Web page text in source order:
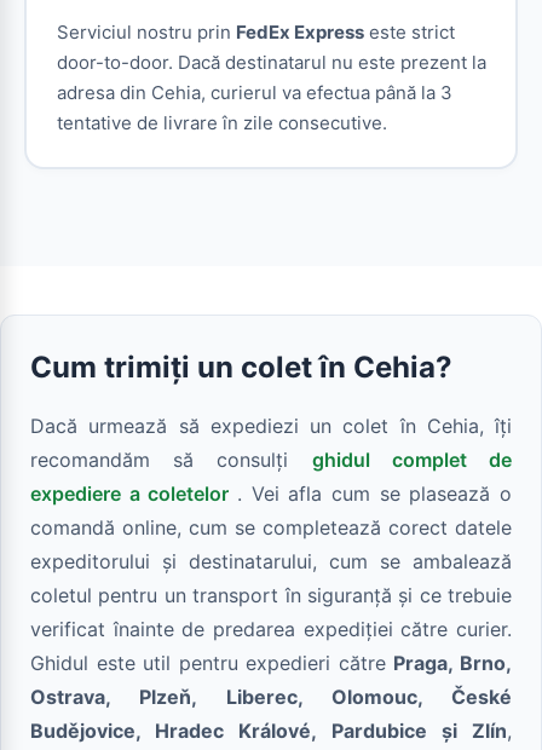
Serviciul nostru prin FedEx Expresseste strict
door-to-door. Dacă destinatarul nu este prezent la
adresa din Cehia, curierul va efectua până la 3
tentative de livrare în zile consecutive.
Cum trimiți un colet în Cehia?
Dacă urmează să expediezi un colet în Cehia, îți
recomandăm să consulți ghidul complet de
expediere a coletelor . Vei afla cum se plasează o
comandă online, cum se completează corect datele
expeditorului și destinatarului, cum se ambalează
coletul pentru un transport în siguranță și ce trebuie
verificat înainte de predarea expediției către curier.
Ghidul este util pentru expedieri către Praga, Brno,
Ostrava, Plzeň, Liberec, Olomouc, České
Budějovice, Hradec Králové, Pardubice și Zlín,